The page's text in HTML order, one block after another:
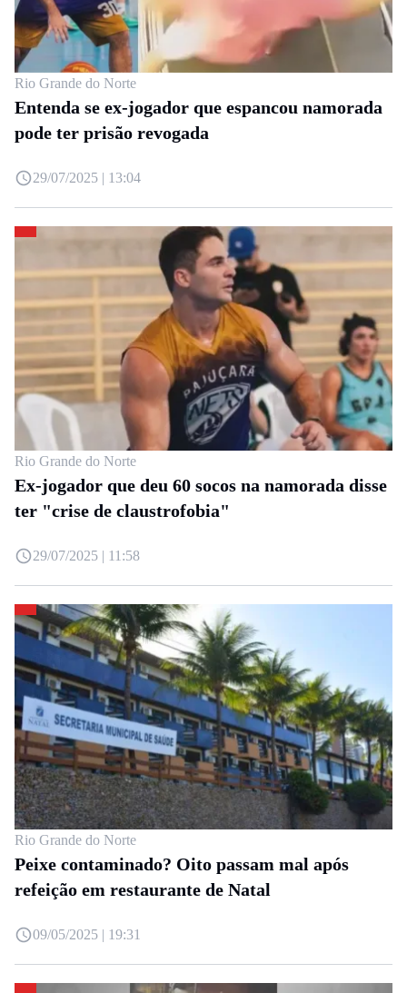
Rio Grande do Norte
Entenda se ex-jogador que espancou namorada
pode ter prisão revogada
29/07/2025 | 13:04
Rio Grande do Norte
Ex-jogador que deu 60 socos na namorada disse
ter "crise de claustrofobia"
29/07/2025 | 11:58
Rio Grande do Norte
Peixe contaminado? Oito passam mal após
refeição em restaurante de Natal
09/05/2025 | 19:31